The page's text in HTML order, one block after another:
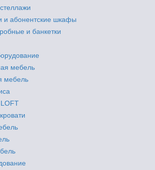
и абонентские шкафы
и банкетки
мебель
мебель